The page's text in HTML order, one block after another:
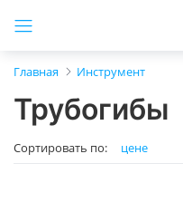
Главная Инструмент
Трубогибы
Сортировать по: цене